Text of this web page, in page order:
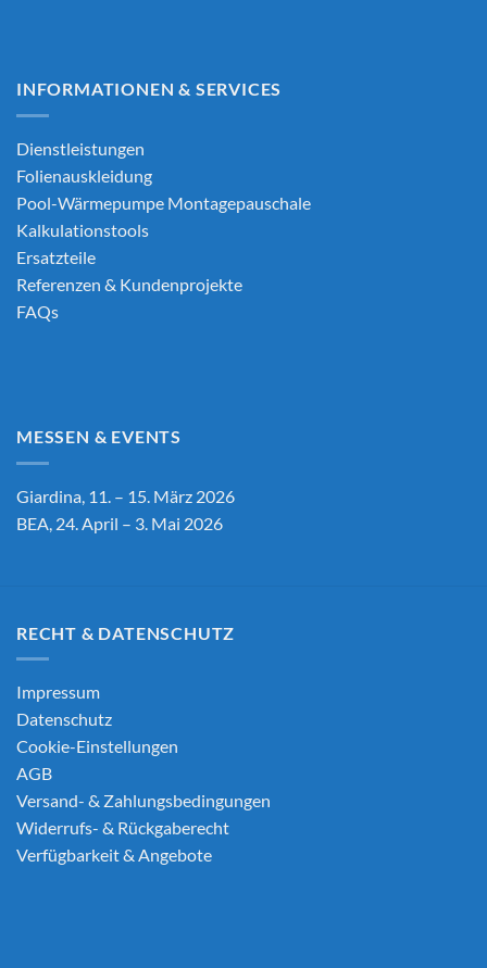
INFORMATIONEN & SERVICES
Dienstleistungen
Folienauskleidung
Pool-Wärmepumpe Montagepauschale
Kalkulationstools
Ersatzteile
Referenzen & Kundenprojekte
FAQs
MESSEN & EVENTS
Giardina, 11. – 15. März 2026
BEA, 24. April – 3. Mai 2026
RECHT & DATENSCHUTZ
Impressum
Datenschutz
Cookie-Einstellungen
AGB
Versand- & Zahlungsbedingungen
Widerrufs- & Rückgaberecht
Verfügbarkeit & Angebote